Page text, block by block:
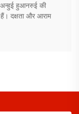
अन्हुई हुआनरुई की
दक्षता और आराम